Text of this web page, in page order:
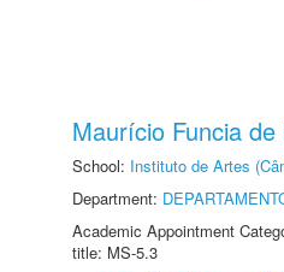
Maurício Funcia de
School: Instituto de Artes
Department:
Academic Appointment
title: MS-5.3